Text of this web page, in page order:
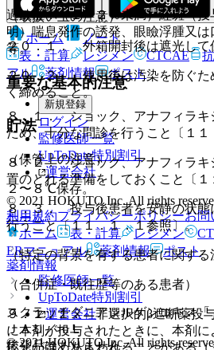
（取扱い上の注意）
２０．１． 外箱開封後は遮光して
２０．２． 使用後は汚染を防ぐた
く締めること。
貯法
（保管上の注意）
２〜８℃保存。
ホーム
薬剤情報
スクラッチダニアレルゲンエキス
ＪＡＵ／ｍＬ
後発品はありません
過敏症：（１〜２％未満）紅斑（
明）喘息発作の誘発、眼瞼浮腫又
等。
重要な基本的注意
８．１． ショック、アナフィラキ
ため、十分な問診を行うこと〔１１
８．２． ショック、アナフィラキ
置のとれる準備をしておくこと〔１
８．３． 投与後患者を安静の状態
行うこと〔１１．１．１参照〕。
（特定の背景を有する患者に関する
（合併症・既往歴等のある患者）
９．１．１． 非選択的β遮断薬投
に本剤が投与されたときに、本剤
応＞が強くあらわれることがある
ホーム
ノート
表・計算
レジメン CTCAE
アル
薬剤情報 ポスト
新規登録
ログイン
監修医師一覧
UpToDate特別割引
運営会社
© 2021 HOKUTO Inc. All rights
利用規約プライバシーポリシーお問
ホーム
表・計算 レジメン
ERマニュアル
薬剤情報 ポスト
監修医師一覧
UpToDate特別割引
運営会社
© 2021 HOKUTO Inc. All rights